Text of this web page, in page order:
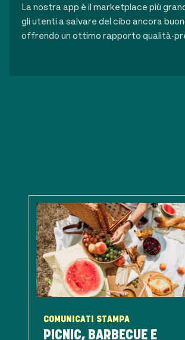
La nostra app è il marketplace più
gli utenti a salvare del cibo ancora
offrendo un ottimo rapporto qualità-
COMUNICATI STAMPA
PICNIC, BARBECUE E